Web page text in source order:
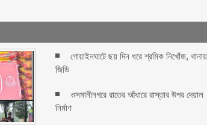
গোয়াইনঘাটে ছয় দিন ধরে শ্রমিক নিখোঁজ, থানায়
জিডি
ওসমানীনগরে রাতের আঁধারে রাস্তার উপর দেয়াল
নির্মাণ